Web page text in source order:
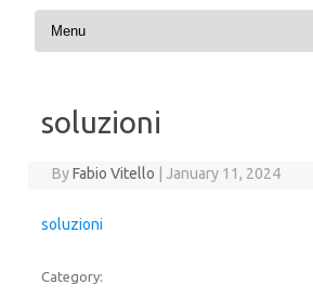
Skip to content
soluzioni
ByFabio Vitello January 11, 2024
soluzioni
Category: